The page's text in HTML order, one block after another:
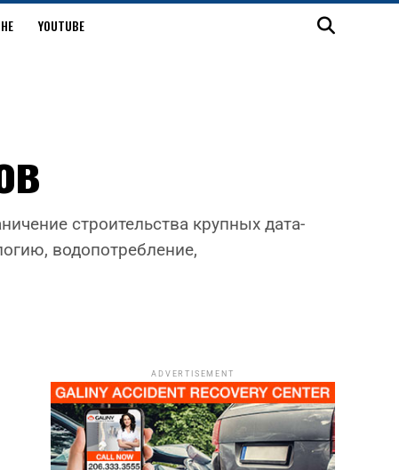
YOUTUBE
строительства крупных дата-
водопотребление,
ADVERTISEMENT